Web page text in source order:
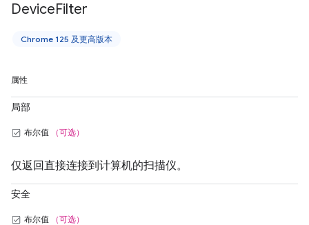
DeviceFilter
Chrome 125 及更高版本
属性
局部
布尔值 （可选）
仅返回直接连接到计算机的扫描仪。
安全
布尔值 （可选）